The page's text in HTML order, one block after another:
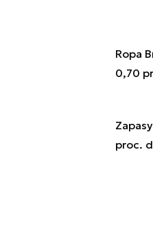
Ropa
0,70
proc.